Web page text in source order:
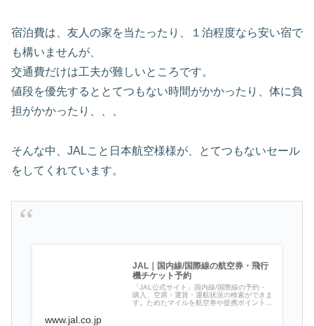
宿泊費は、友人の家を当たったり、１泊程度なら安い宿で
も構いませんが、
交通費だけは工夫が難しいところです。
値段を優先するととてつもない時間がかかったり、体に負
担がかかったり、、、
そんな中、JALこと日本航空様様が、とてつもないセール
をしてくれています。
JAL｜国内線/国際線の航空券・飛行
機チケット予約
「JAL公式サイト」国内線/国際線の予約・
購入、空席・運賃・運航状況の検索ができま
す。ためたマイルを航空券や提携ポイント...
www.jal.co.jp